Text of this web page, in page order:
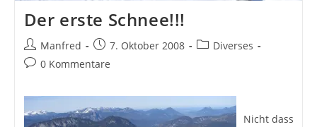
Der erste Schnee!!!
Beitrags-
Autor:
Manfred
Beitrag
veröffentlicht:
7. Oktober 2008
Beitrags-
Diverses
Beitrags-
0 Kommentare
Nicht dass